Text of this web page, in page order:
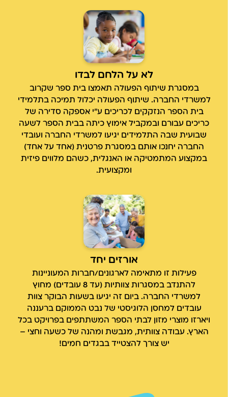
לא על הלחם לבדו
במסגרת שיתוף הפעולה תאמצו בית ספר שקרוב
למשרדי החברה. שיתוף הפעולה יכלול תמיכה בתלמידי
בית הספר הנזקקים לכריכים ע"י אספקה סדירה של
כריכים עבורם ובמקביל אימוץ כיתה בבית הספר לשעה
שבועית שבה התלמידים יגיעו למשרדי החברה ועובדי
החברה יחנכו אותם במסגרת פרטנית (אחד על אחד)
במקצוע המתמטיקה או האנגלית, כשהם מלווים פיזית
ומקצועית.
אורזים יחד
פעילות זו מתאימה לארגונים/חברות המעוניינות
להתנדב במסגרות צוותיות (עד 8 עובדים) מחוץ
למשרדי החברה. ביום זה יגיעו בשעות הבוקר צוות
עובדים למחסן הלוגיסטי של נבט הממוקם ברעננה
ויארזו מוצרי מזון לבתי הספר המשתתפים בפרויקט בכל
הארץ. עבודה צוותית, מגבשת ומהנה של כשעה וחצי –
יש צורך להצטייד בבגדים חמים!